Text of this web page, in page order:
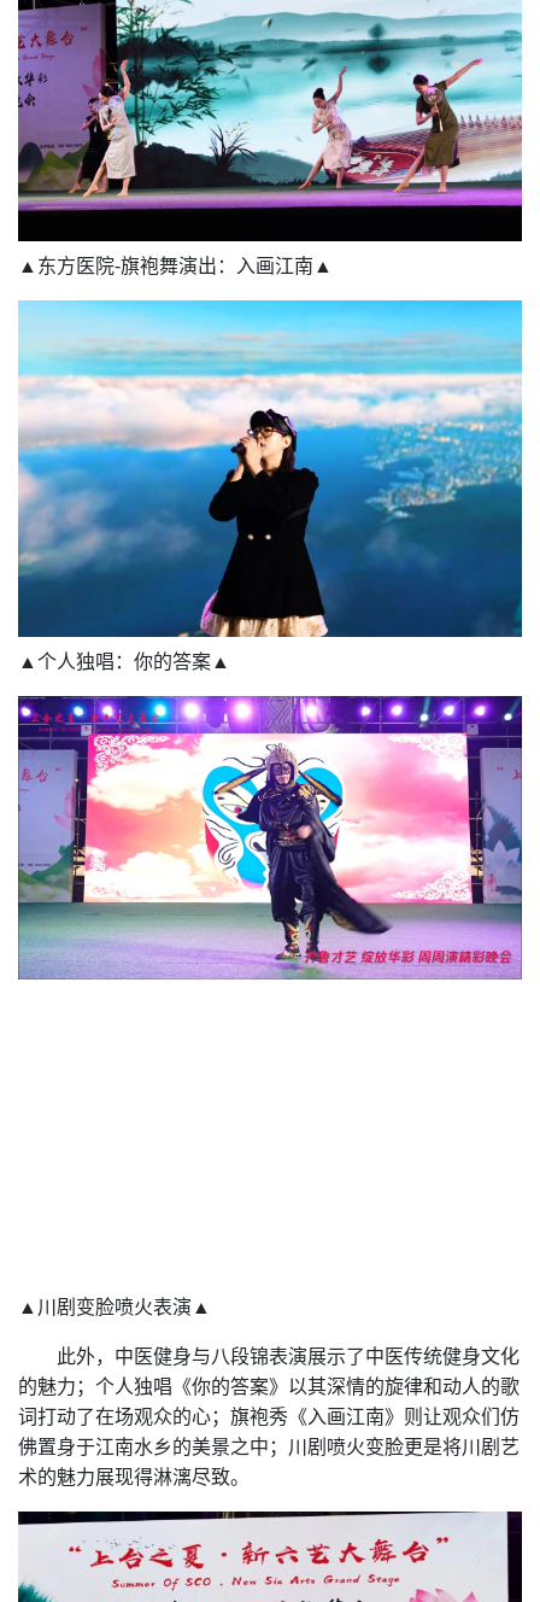
▲东方医院-旗袍舞演出：入画江南▲
▲个人独唱：你的答案▲
▲川剧变脸喷火表演▲
此外，中医健身与八段锦表演展示了中医传统健身文化
的魅力；个人独唱《你的答案》以其深情的旋律和动人的歌
词打动了在场观众的心；旗袍秀《入画江南》则让观众们仿
佛置身于江南水乡的美景之中；川剧喷火变脸更是将川剧艺
术的魅力展现得淋漓尽致。